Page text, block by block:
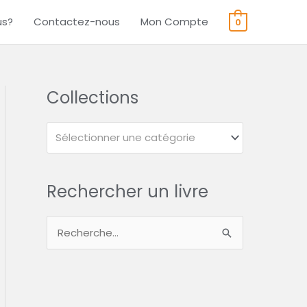
Contactez-nous Mon Compte 0
Collections
Sélectionner une catégorie
Rechercher un livre